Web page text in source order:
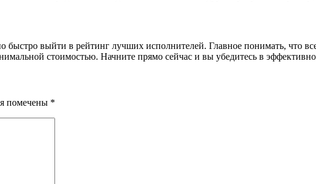
выйти в рейтинг лучших исполнителей. Главное понимать, что
стоимостью. Начните прямо сейчас и вы убедитесь в
помечены *